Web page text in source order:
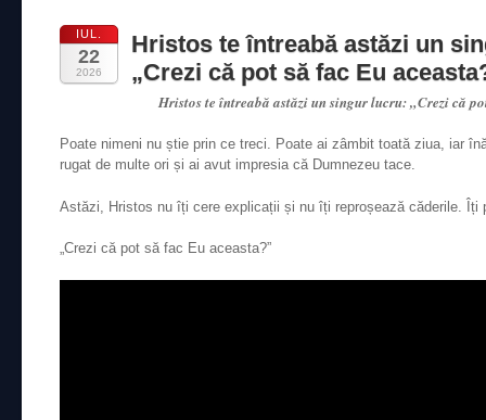
IUL.
22
2026
Hristos te întreabă astăzi un
„Crezi că pot să fac Eu
Hristos te întreabă astăzi un singur lucru: „Crezi că
Poate nimeni nu știe prin ce treci. Poate ai zâmbit toată ziua, iar
rugat de multe ori și ai avut impresia că Dumnezeu tace.
Astăzi, Hristos nu îți cere explicații și nu îți reproșează căderile. Îți
„Crezi că pot să fac Eu aceasta?”